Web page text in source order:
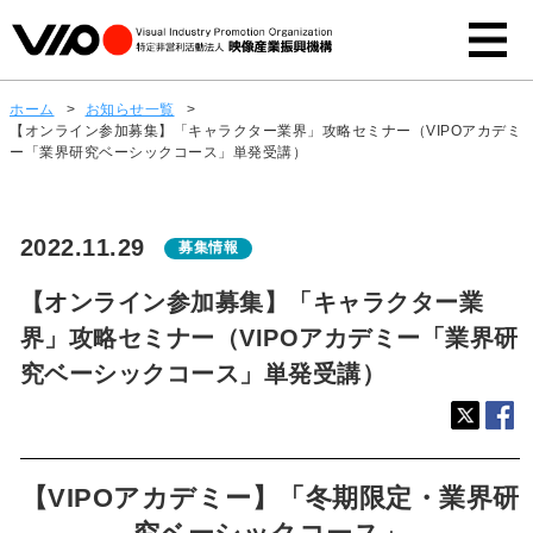
ホーム > お知らせ一覧
>
【オンライン参加募集】「キャラクター業界」攻略セミナー（VIPOアカデミ
ー「業界研究ベーシックコース」単発受講）
2022.11.29 募集情報
【オンライン参加募集】「キャラクター業
界」攻略セミナー（VIPOアカデミー「業界研
究ベーシックコース」単発受講）
【VIPOアカデミー】「冬期限定・業界研